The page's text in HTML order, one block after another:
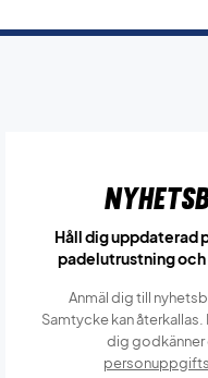
Håll dig uppdaterad
padelutrustning
Anmäl dig till
Samtycke kan återkallas.
dig godkänner